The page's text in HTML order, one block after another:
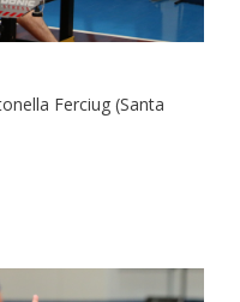
Ferciug (Santa